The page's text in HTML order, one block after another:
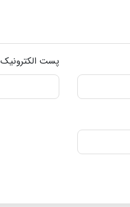
پست الکترونیک